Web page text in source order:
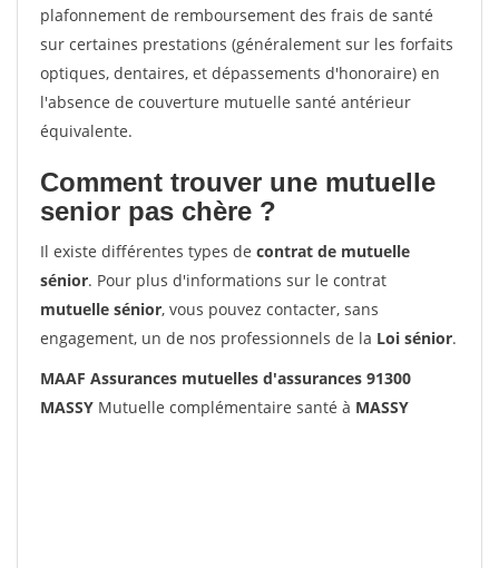
plafonnement de remboursement des frais de santé
sur certaines prestations (généralement sur les forfaits
optiques, dentaires, et dépassements d'honoraire) en
l'absence de couverture mutuelle santé antérieur
équivalente.
Comment trouver une mutuelle
senior pas chère ?
Il existe différentes types de contrat de mutuelle
sénior. Pour plus d'informations sur le contrat
mutuelle sénior, vous pouvez contacter, sans
engagement, un de nos professionnels de la Loi sénior.
MAAF Assurances mutuelles d'assurances 91300
MASSY Mutuelle complémentaire santé à MASSY